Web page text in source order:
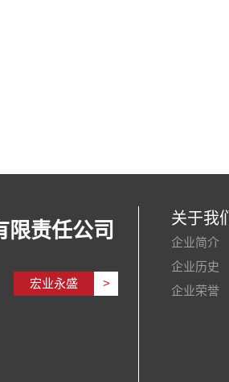
限责任公司
宏业永盛 >
关于我们
企业简介
企业历史
企业荣誉